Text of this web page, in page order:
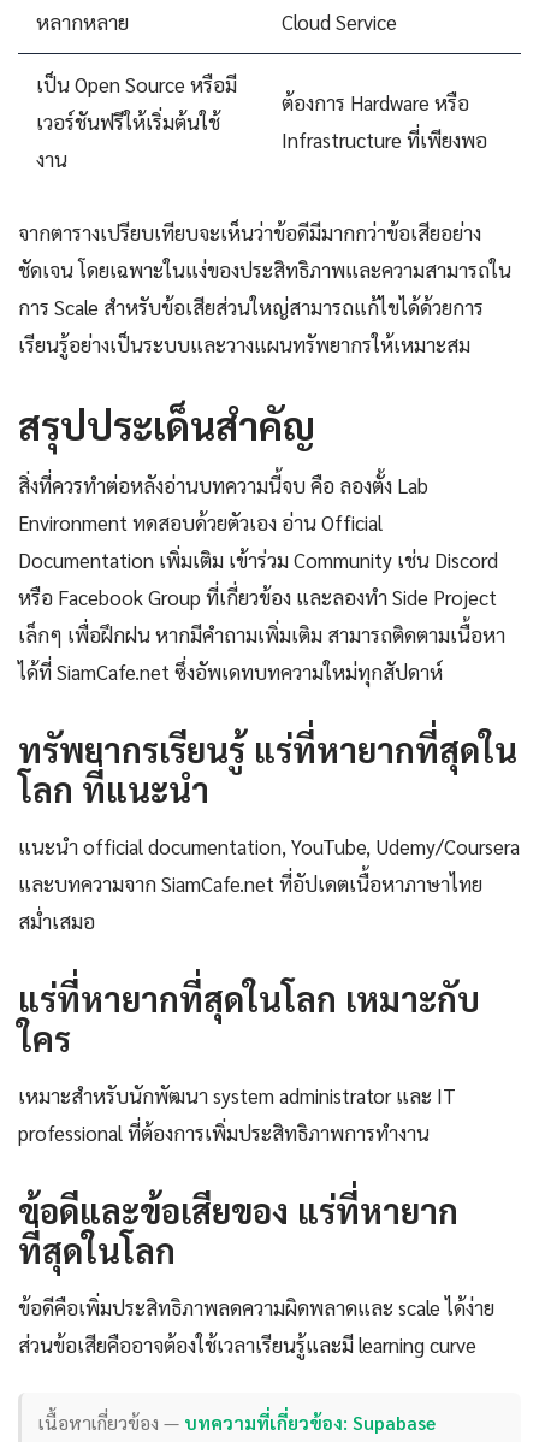
หลากหลาย
Cloud Service
เป็น Open Source หรือมี
เวอร์ชันฟรีให้เริ่มต้นใช้
งาน
ต้องการ Hardware หรือ
Infrastructure ที่เพียงพอ
จากตารางเปรียบเทียบจะเห็นว่าข้อดีมีมากกว่าข้อเสียอย่าง
ชัดเจน โดยเฉพาะในแง่ของประสิทธิภาพและความสามารถใน
การ Scale สำหรับข้อเสียส่วนใหญ่สามารถแก้ไขได้ด้วยการ
เรียนรู้อย่างเป็นระบบและวางแผนทรัพยากรให้เหมาะสม
สรุปประเด็นสำคัญ
สิ่งที่ควรทำต่อหลังอ่านบทความนี้จบ คือ ลองตั้ง Lab
Environment ทดสอบด้วยตัวเอง อ่าน Official
Documentation เพิ่มเติม เข้าร่วม Community เช่น Discord
หรือ Facebook Group ที่เกี่ยวข้อง และลองทำ Side Project
เล็กๆ เพื่อฝึกฝน หากมีคำถามเพิ่มเติม สามารถติดตามเนื้อหา
ได้ที่ SiamCafe.net ซึ่งอัพเดทบทความใหม่ทุกสัปดาห์
ทรัพยากรเรียนรู้ แร่ที่หายากที่สุดใน
โลก ที่แนะนำ
แนะนำ official documentation, YouTube, Udemy/Coursera
และบทความจาก SiamCafe.net ที่อัปเดตเนื้อหาภาษาไทย
สม่ำเสมอ
แร่ที่หายากที่สุดในโลก เหมาะกับ
ใคร
เหมาะสำหรับนักพัฒนา system administrator และ IT
professional ที่ต้องการเพิ่มประสิทธิภาพการทำงาน
ข้อดีและข้อเสียของ แร่ที่หายาก
ที่สุดในโลก
ข้อดีคือเพิ่มประสิทธิภาพลดความผิดพลาดและ scale ได้ง่าย
ส่วนข้อเสียคืออาจต้องใช้เวลาเรียนรู้และมี learning curve
เนื้อหาเกี่ยวข้อง — บทความที่เกี่ยวข้อง: Supabase